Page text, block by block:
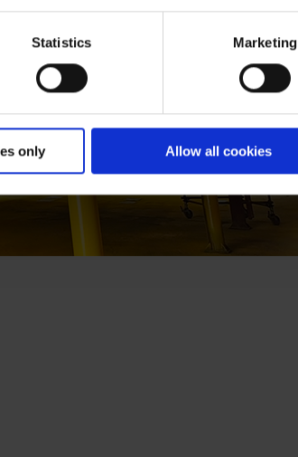
Statistics Marketing
only Allow all cookies